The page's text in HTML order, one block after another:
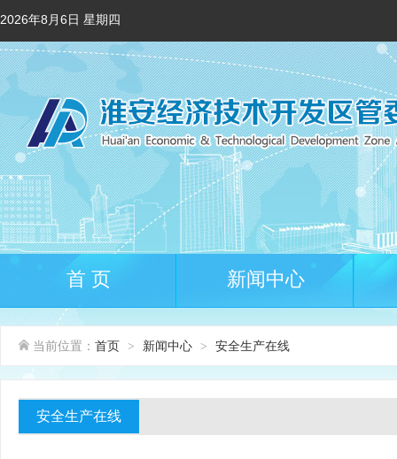
2026年8月6日 星期四
首 页 新闻中心
当前位置： 首页 > 新闻中心 > 安全生产在线
安全生产在线